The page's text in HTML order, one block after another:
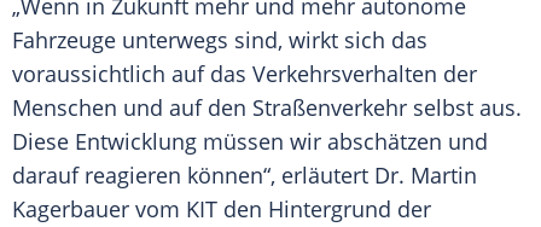
„Wenn in Zukunft mehr und mehr autonome
Fahrzeuge unterwegs sind, wirkt sich das
voraussichtlich auf das Verkehrsverhalten der
Menschen und auf den Straßenverkehr selbst aus.
Diese Entwicklung müssen wir abschätzen und
darauf reagieren können“, erläutert Dr. Martin
Kagerbauer vom KIT den Hintergrund der